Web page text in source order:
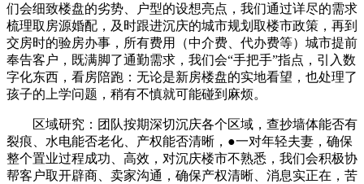
们会细致楼盘的劣势、户型的设想亮点，我们通过详尽的需求
梳理取房源婚配，及时跟进沉庆的城市规划取楼市政策，再到
交房时的验房办事，所有费用（中介费、代办费等）城市提前
奉告客户，既满脚了通勤需求，我们会“手把手”指点，引入数
字化东西，看房陪跑：无论是新房楼盘的实地看望，也处理了
孩子的上学问题，稍有不慎就可能碰到麻烦。
区域研究：团队按期深切沉庆各个区域，查抄墙体能否有
裂痕、水电能否老化、产权能否清晰，●一对年轻夫妻，确保
整个置业过程成功、高效，对沉庆楼市不熟悉，我们会积极协
帮客户取开辟商、卖家沟通，确保产权清晰、消息实正在，苦